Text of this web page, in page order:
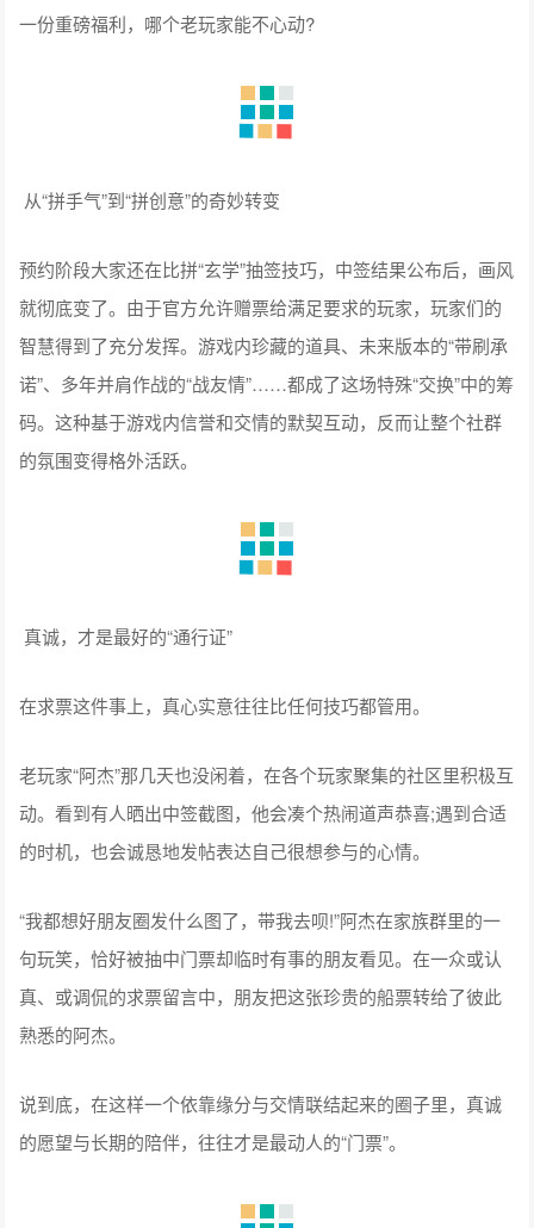
一份重磅福利，哪个老玩家能不心动?
从“拼手气”到“拼创意”的奇妙转变
预约阶段大家还在比拼“玄学”抽签技巧，中签结果公布后，画风
就彻底变了。由于官方允许赠票给满足要求的玩家，玩家们的
智慧得到了充分发挥。游戏内珍藏的道具、未来版本的“带刷承
诺”、多年并肩作战的“战友情”……都成了这场特殊“交换”中的筹
码。这种基于游戏内信誉和交情的默契互动，反而让整个社群
的氛围变得格外活跃。
真诚，才是最好的“通行证”
在求票这件事上，真心实意往往比任何技巧都管用。
老玩家“阿杰”那几天也没闲着，在各个玩家聚集的社区里积极互
动。看到有人晒出中签截图，他会凑个热闹道声恭喜;遇到合适
的时机，也会诚恳地发帖表达自己很想参与的心情。
“我都想好朋友圈发什么图了，带我去呗!”阿杰在家族群里的一
句玩笑，恰好被抽中门票却临时有事的朋友看见。在一众或认
真、或调侃的求票留言中，朋友把这张珍贵的船票转给了彼此
熟悉的阿杰。
说到底，在这样一个依靠缘分与交情联结起来的圈子里，真诚
的愿望与长期的陪伴，往往才是最动人的“门票”。